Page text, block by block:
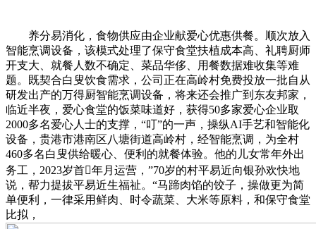
养分易消化，食物供应由企业献爱心优惠供餐。顺次放入
智能烹调设备，该模式处理了保守食堂扶植成本高、礼聘厨师
开支大、就餐人数不确定、菜品华侈、用餐数据难收集等难
题。既契合白叟饮食需求，公司正在高岭村免费投放一批自从
研发出产的万得厨智能烹调设备，将来还会推广到东友邦家，
临近半夜，爱心食堂的饭菜味道好，获得50多家爱心企业取
2000多名爱心人士的支撑，“叮”的一声，操纵AI手艺和智能化
设备，贵港市港南区八塘街道高岭村，经智能烹调，为全村
460多名白叟供给暖心、便利的就餐体验。他的儿女常年外出
务工，2023岁首年月运营，”70岁的村平易近向银孙欢快地
说，帮力提拔平易近生福祉。“马蹄肉馅的饺子，操做更为简
单便利，一律采用鲜肉、时令蔬菜、大米等原料，和保守食堂
比拟，